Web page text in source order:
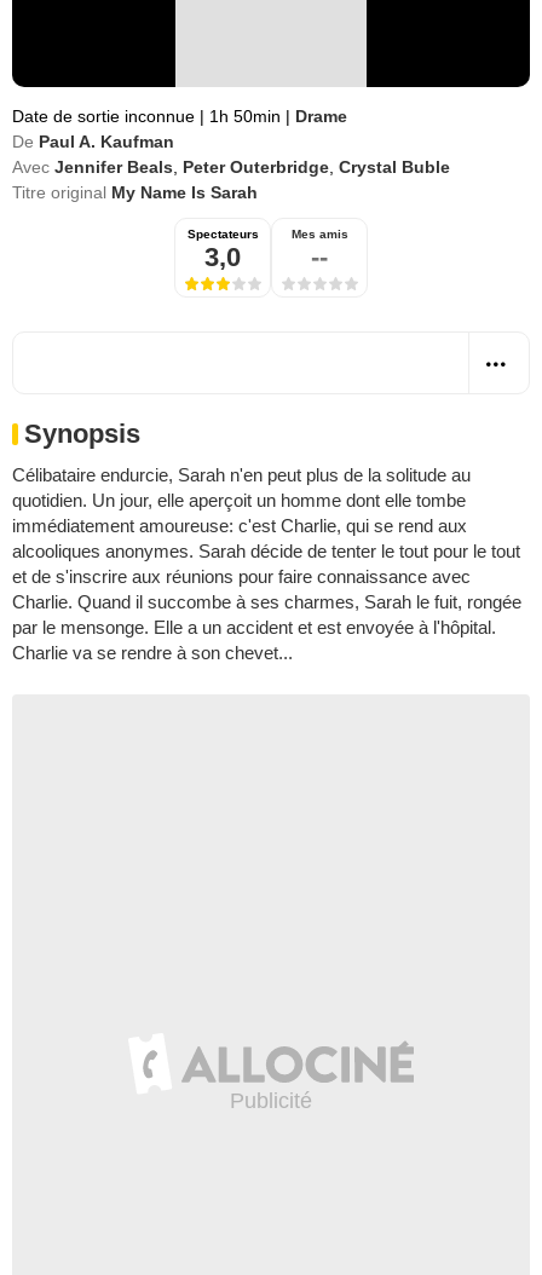
Date de sortie inconnue | 1h 50min | Drame
De Paul A. Kaufman
Avec Jennifer Beals Peter Outerbridge Crystal Buble
Titre original My Name Is Sarah
Spectateurs
3,0
Mes amis
--
Synopsis
Célibataire endurcie, Sarah n'en peut plus de la solitude au
quotidien. Un jour, elle aperçoit un homme dont elle tombe
immédiatement amoureuse: c'est Charlie, qui se rend aux
alcooliques anonymes. Sarah décide de tenter le tout pour le tout
et de s'inscrire aux réunions pour faire connaissance avec
Charlie. Quand il succombe à ses charmes, Sarah le fuit, rongée
par le mensonge. Elle a un accident et est envoyée à l'hôpital.
Charlie va se rendre à son chevet...